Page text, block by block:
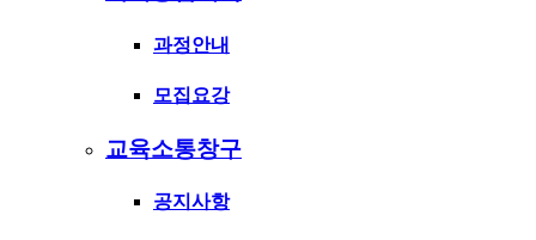
과정안내
모집요강
교육소통창구
공지사항